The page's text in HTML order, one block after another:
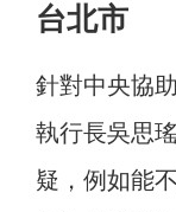
台北市
針對中央協
執行長吳思
疑，例如能